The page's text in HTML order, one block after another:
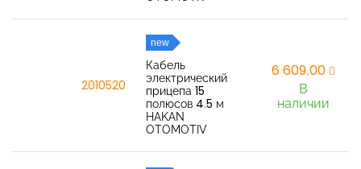
2010520
new
Кабель
электрический
прицепа 15
полюсов 4.5 м
HAKAN
OTOMOTIV
6 609,00
В
наличии